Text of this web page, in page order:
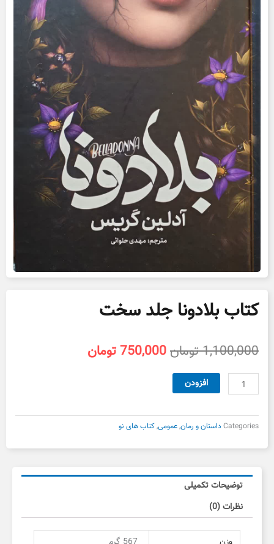
کتاب بلادونا جلد سخت
1,100,000تومانقیمت
750,000تومان
کتاب
بلادونا
سخت
افزودن
Categories داستان و رمان,عمومی,کتاب های نو
توضیحات تکمیلی
نظرات (0)